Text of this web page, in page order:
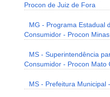
Procon de Juiz de Fora
MG - Programa Estadual
Consumidor - Procon
MS - Superintendência
Consumidor - Procon Mato
MS - Prefeitura Municipal